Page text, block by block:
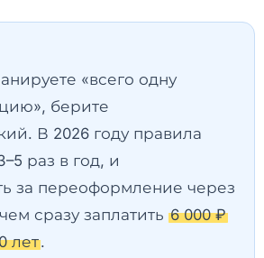
«всего одну
берите
В 2026 году правила
раз в год, и
за переоформление через
сразу заплатить 6 000 ₽
лет.